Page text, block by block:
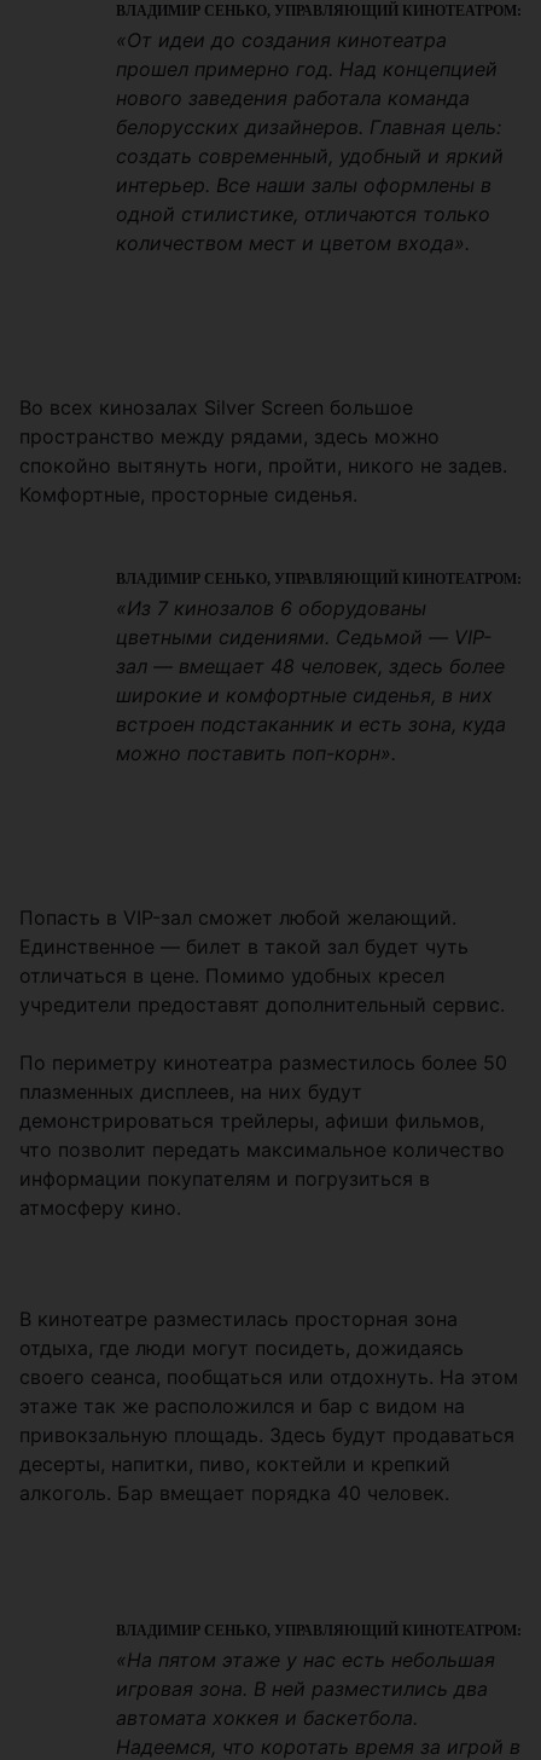
ВЛАДИМИР СЕНЬКО, УПРАВЛЯЮЩИЙ КИНОТЕАТРОМ:
«От идеи до создания кинотеатра
прошел примерно год. Над концепцией
нового заведения работала команда
белорусских дизайнеров. Главная цель:
создать современный, удобный и яркий
интерьер. Все наши залы оформлены в
одной стилистике, отличаются только
количеством мест и цветом входа».
Во всех кинозалах Silver Screen большое
пространство между рядами, здесь можно
спокойно вытянуть ноги, пройти, никого не задев.
Комфортные, просторные сиденья.
ВЛАДИМИР СЕНЬКО, УПРАВЛЯЮЩИЙ КИНОТЕАТРОМ:
«Из 7 кинозалов 6 оборудованы
цветными сидениями. Седьмой — VIP-
зал — вмещает 48 человек, здесь более
широкие и комфортные сиденья, в них
встроен подстаканник и есть зона, куда
можно поставить поп-корн».
Попасть в VIP-зал сможет любой желающий.
Единственное — билет в такой зал будет чуть
отличаться в цене. Помимо удобных кресел
учредители предоставят дополнительный сервис.
По периметру кинотеатра разместилось более 50
плазменных дисплеев, на них будут
демонстрироваться трейлеры, афиши фильмов,
что позволит передать максимальное количество
информации покупателям и погрузиться в
атмосферу кино.
В кинотеатре разместилась просторная зона
отдыха, где люди могут посидеть, дожидаясь
своего сеанса, пообщаться или отдохнуть. На этом
этаже так же расположился и бар с видом на
привокзальную площадь. Здесь будут продаваться
десерты, напитки, пиво, коктейли и крепкий
алкоголь. Бар вмещает порядка 40 человек.
ВЛАДИМИР СЕНЬКО, УПРАВЛЯЮЩИЙ КИНОТЕАТРОМ:
«На пятом этаже у нас есть небольшая
игровая зона. В ней разместились два
автомата хоккея и баскетбола.
Надеемся, что коротать время за игрой в